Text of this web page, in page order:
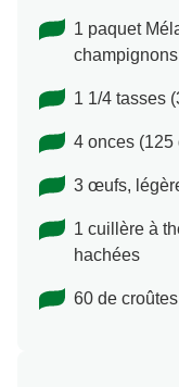
1 paquet
1 1/4 tasses
4 onces (125
3 œufs,
1 cuillère à
hachées
60 de